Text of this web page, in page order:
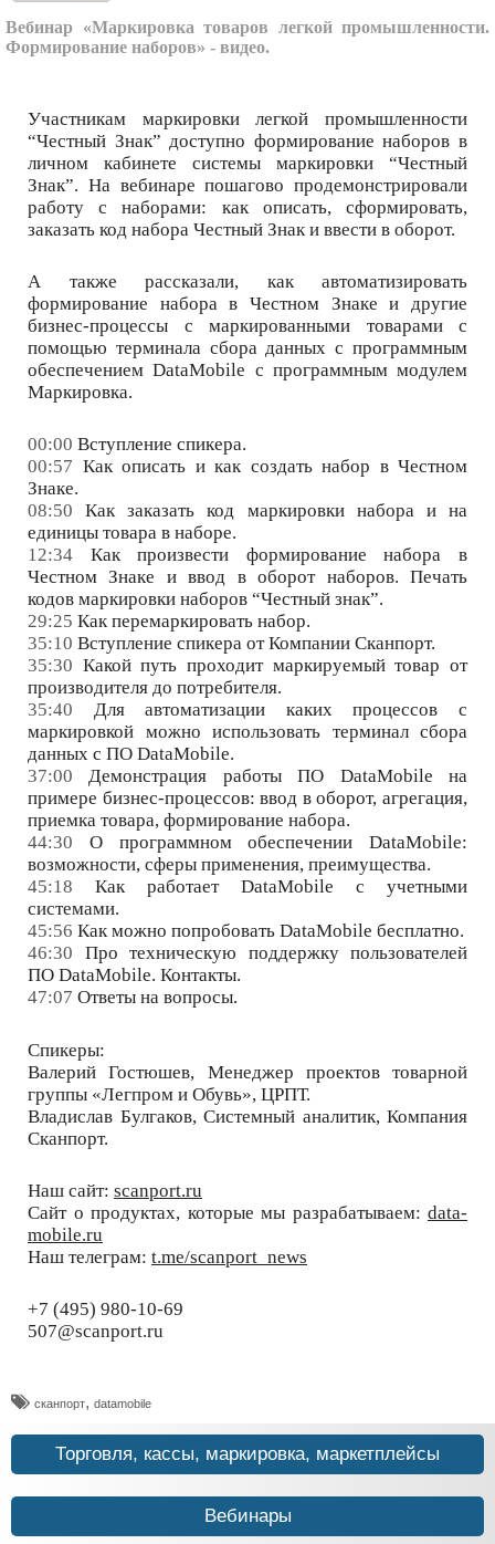
Вебинар «Маркировка товаров легкой промышленности.
Формирование наборов» - видео.
Участникам маркировки легкой промышленности
“Честный Знак” доступно формирование наборов в
личном кабинете системы маркировки “Честный
Знак”. На вебинаре пошагово продемонстрировали
работу с наборами: как описать, сформировать,
заказать код набора Честный Знак и ввести в оборот.
А также рассказали, как автоматизировать
формирование набора в Честном Знаке и другие
бизнес-процессы с маркированными товарами с
помощью терминала сбора данных с программным
обеспечением DataMobile с программным модулем
Маркировка.
00:00 Вступление спикера.
00:57 Как описать и как создать набор в Честном
Знаке.
08:50 Как заказать код маркировки набора и на
единицы товара в наборе.
12:34 Как произвести формирование набора в
Честном Знаке и ввод в оборот наборов. Печать
кодов маркировки наборов “Честный знак”.
29:25 Как перемаркировать набор.
35:10 Вступление спикера от Компании Сканпорт.
35:30 Какой путь проходит маркируемый товар от
производителя до потребителя.
35:40 Для автоматизации каких процессов с
маркировкой можно использовать терминал сбора
данных с ПО DataMobile.
37:00 Демонстрация работы ПО DataMobile на
примере бизнес-процессов: ввод в оборот, агрегация,
приемка товара, формирование набора.
44:30 О программном обеспечении DataMobile:
возможности, сферы применения, преимущества.
45:18 Как работает DataMobile с учетными
системами.
45:56 Как можно попробовать DataMobile бесплатно.
46:30 Про техническую поддержку пользователей
ПО DataMobile. Контакты.
47:07 Ответы на вопросы.
Спикеры:
Валерий Гостюшев, Менеджер проектов товарной
группы «Легпром и Обувь», ЦРПТ.
Владислав Булгаков, Системный аналитик, Компания
Сканпорт.
Наш сайт: scanport.ru
Сайт о продуктах, которые мы разрабатываем: data-
mobile.ru
Наш телеграм: t.me/scanport_news
+7 (495) 980-10-69
507@scanport.ru
сканпорт, datamobile
Торговля, кассы, маркировка, маркетплейсы
Вебинары